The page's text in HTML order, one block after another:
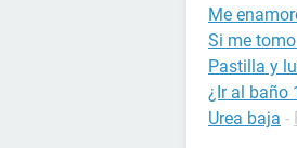
Me
Si me
Pastilla y
¿Ir al baño
Urea baja -